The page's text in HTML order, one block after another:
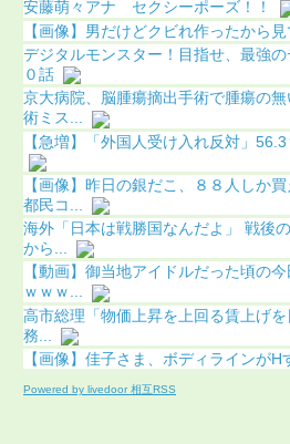
安藤萌々アナ セクシーポーズ！！
【画像】男だけどクビれ作ったから
デジタルモンスター！目指せ、最強
０話
京大病院、脳腫瘍摘出手術で腫瘍の
術ミス...
【急増】「外国人受け入れ反対」
【画像】昨日の銀だこ、８８人しか
都民コ...
海外「日本は戦勝国なんだよ」 戦後
から...
【動画】御当地アイドルだった頃の
ｗｗｗ...
高市総理「物価上昇を上回る賃上げ
務...
【画像】佳子さま、ボディラインがH
Powered by livedoor 相互RSS